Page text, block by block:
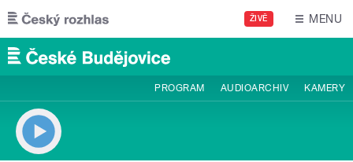
Přejít k hlavnímu obsahu
ŽIVĚ MENU
PROGRAM AUDIOARCHIV KAMERY